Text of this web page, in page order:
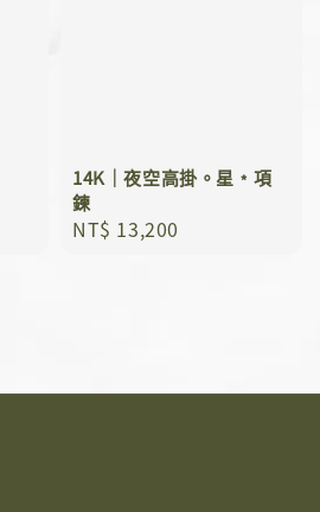
14K｜夜空高掛。星﹡項
鍊
Regular
NT$ 13,200